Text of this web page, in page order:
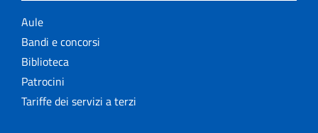
Aule
Bandi e concorsi
Biblioteca
Patrocini
Tariffe dei servizi a terzi